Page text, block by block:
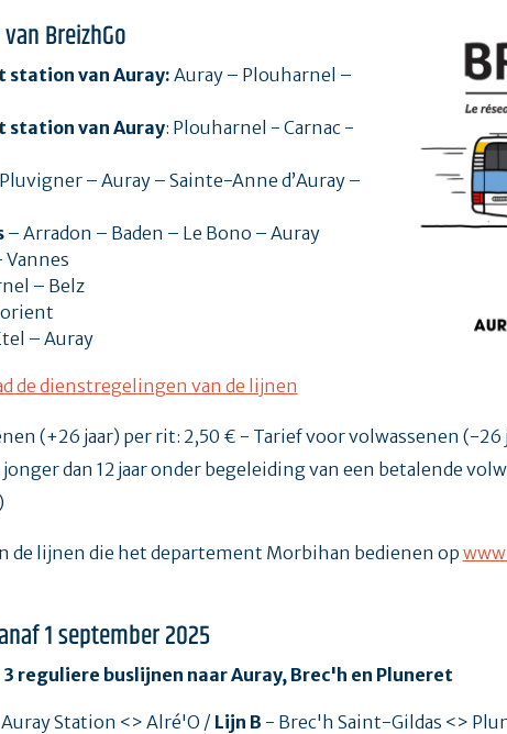
BreizhGo
station van Auray:Auray – Plouharnel –
station van Auray: Plouharnel - Carnac -
Pluvigner – Auray – Sainte-Anne d’Auray –
– Arradon – Baden – Le Bono – Auray
Vannes
– Belz
– Auray
de dienstregelingen van de lijnen
(+26 jaar) per rit: 2,50 € - Tarief voor volwassenen (-26
dan 12 jaar onder begeleiding van een betalende
de lijnen die het departement Morbihan bedienen op
1 september 2025
reguliere buslijnen naar Auray, Brec'h en Pluneret
Station <> Alré'O / Lijn B - Brec'h Saint-Gildas <>